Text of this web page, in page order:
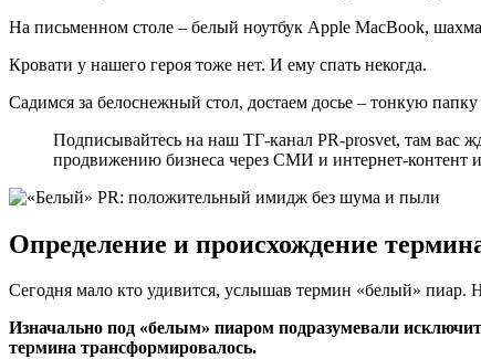
На письменном столе – белый ноутбук Apple MacBook,
Кровати у нашего героя тоже нет. И ему спать некогда.
Садимся за белоснежный стол, достаем досье – тонкую
Подписывайтесь на наш ТГ-канал PR-prosvet, там вас
продвижению бизнеса через СМИ и интернет-контент
Определение и происхождение
Сегодня мало кто удивится, услышав термин «белый» пиар.
Изначально под «белым» пиаром подразумевали
термина трансформировалось.